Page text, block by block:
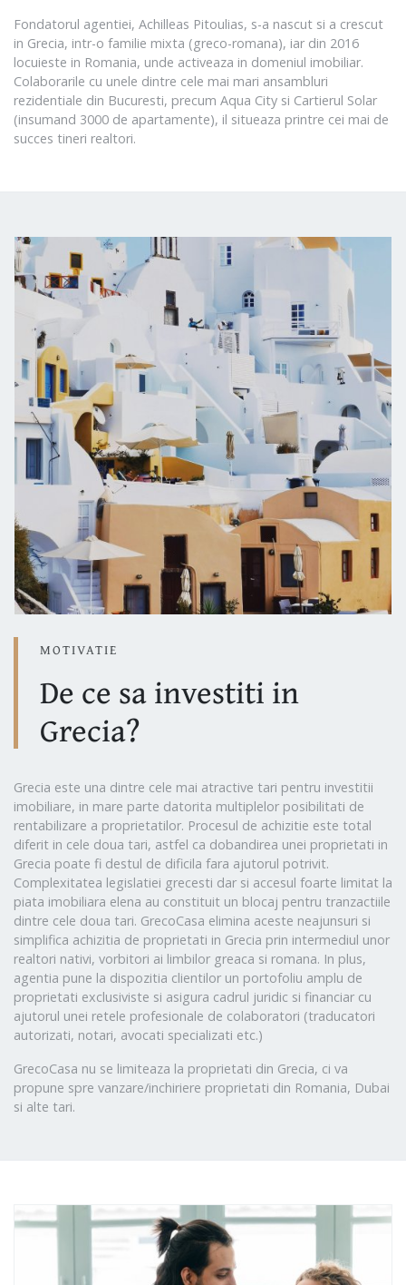
Fondatorul agentiei, Achilleas Pitoulias, s-a nascut si a crescut
in Grecia, intr-o familie mixta (greco-romana), iar din 2016
locuieste in Romania, unde activeaza in domeniul imobiliar.
Colaborarile cu unele dintre cele mai mari ansambluri
rezidentiale din Bucuresti, precum Aqua City si Cartierul Solar
(insumand 3000 de apartamente), il situeaza printre cei mai de
succes tineri realtori.
MOTIVATIE
De ce sa investiti in
Grecia?
Grecia este una dintre cele mai atractive tari pentru investitii
imobiliare, in mare parte datorita multiplelor posibilitati de
rentabilizare a proprietatilor. Procesul de achizitie este total
diferit in cele doua tari, astfel ca dobandirea unei proprietati in
Grecia poate fi destul de dificila fara ajutorul potrivit.
Complexitatea legislatiei grecesti dar si accesul foarte limitat la
piata imobiliara elena au constituit un blocaj pentru tranzactiile
dintre cele doua tari. GrecoCasa elimina aceste neajunsuri si
simplifica achizitia de proprietati in Grecia prin intermediul unor
realtori nativi, vorbitori ai limbilor greaca si romana. In plus,
agentia pune la dispozitia clientilor un portofoliu amplu de
proprietati exclusiviste si asigura cadrul juridic si financiar cu
ajutorul unei retele profesionale de colaboratori (traducatori
autorizati, notari, avocati specializati etc.)
GrecoCasa nu se limiteaza la proprietati din Grecia, ci va
propune spre vanzare/inchiriere proprietati din Romania, Dubai
si alte tari.